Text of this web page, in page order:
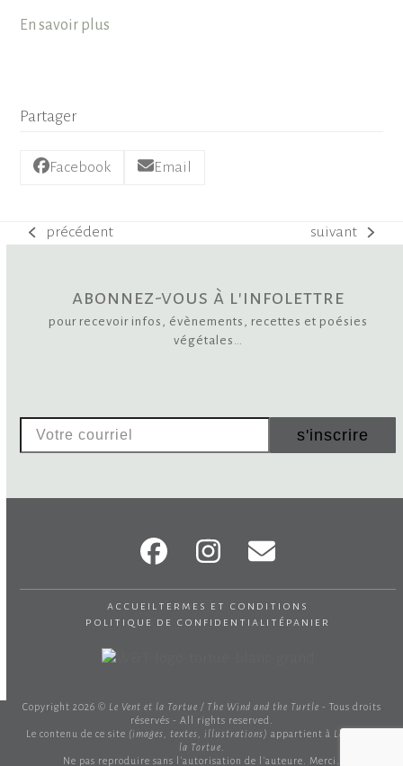
En savoir plus
Partager
Facebook Email
previous
précédent
next
suivant
abonnez-vous à l'infolettre
pour recevoir infos, évènements, recettes et poésies
végétales…
Votre
s'inscrire
FacebookInstagram
Email
accueil termes et conditions
politique de confidentialité panier
Copyright 2026 © Le Vent et la Tortue / The Wind and the Turtle - Tous droits
réservés - All rights reserved.
Le contenu de ce site (images, textes, illustrations) appartient à Le Vent et
la Tortue
Ne pas reproduire sans l'autorisation de l'auteure. Merci.